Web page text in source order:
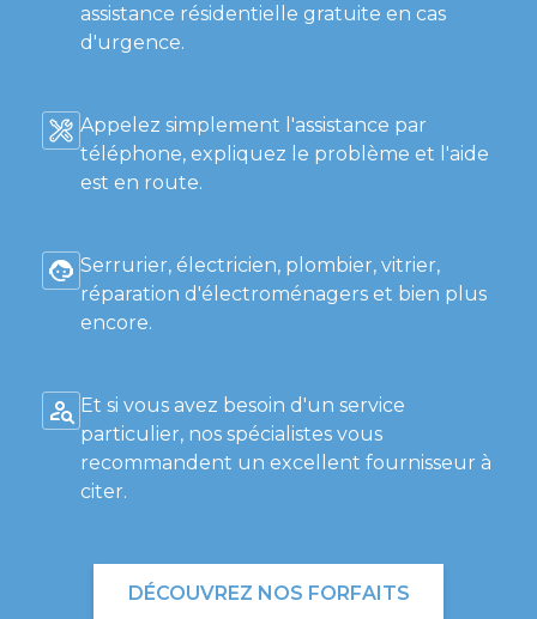
assistance résidentielle gratuite en cas
d'urgence.
Appelez simplement l'assistance par
téléphone, expliquez le problème et l'aide
est en route.
Serrurier, électricien, plombier, vitrier,
réparation d'électroménagers et bien plus
encore.
Et si vous avez besoin d'un service
particulier, nos spécialistes vous
recommandent un excellent fournisseur à
citer.
DÉCOUVREZ NOS FORFAITS